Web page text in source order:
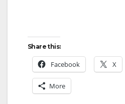
Share this:
Facebook X
More